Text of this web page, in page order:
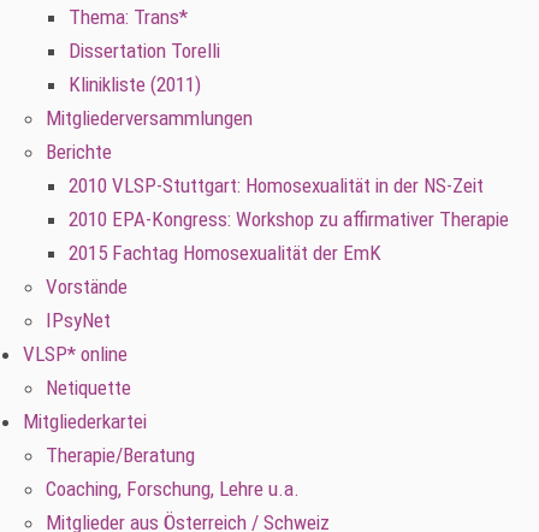
Thema: Trans*
Dissertation Torelli
Klinikliste (2011)
Mitgliederversammlungen
Berichte
2010 VLSP-Stuttgart: Homosexualität in der NS-Zeit
2010 EPA-Kongress: Workshop zu affirmativer Therapie
2015 Fachtag Homosexualität der EmK
Vorstände
IPsyNet
VLSP* online
Netiquette
Mitgliederkartei
Therapie/Beratung
Coaching, Forschung, Lehre u.a.
Mitglieder aus Österreich / Schweiz